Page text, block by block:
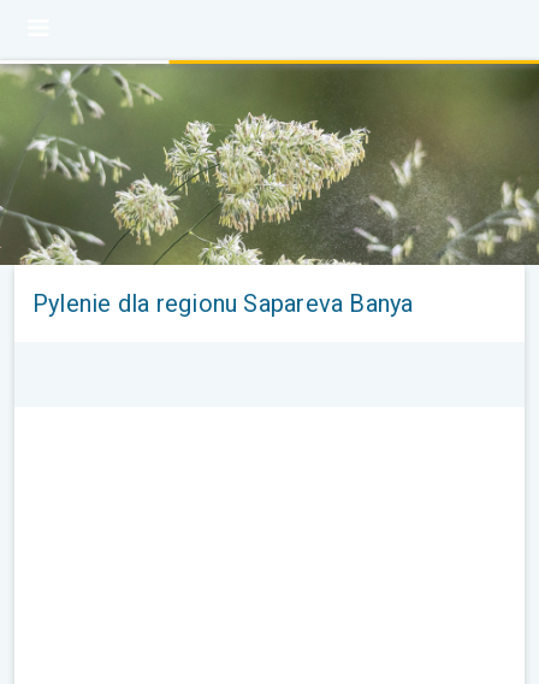
Pylenie dla regionu Sapareva Banya